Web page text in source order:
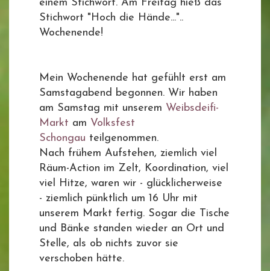
einem Stichwort. Am Freitag hieß das
Stichwort "Hoch die Hände..."..
Wochenende!
Mein Wochenende hat gefühlt erst am
Samstagabend begonnen. Wir haben
am Samstag mit unserem Weibsdeifi-
Markt am Volksfest
Schongau teilgenommen.
Nach frühem Aufstehen, ziemlich viel
Räum-Action im Zelt, Koordination, viel
viel Hitze, waren wir - glücklicherweise
- ziemlich pünktlich um 16 Uhr mit
unserem Markt fertig. Sogar die Tische
und Bänke standen wieder an Ort und
Stelle, als ob nichts zuvor sie
verschoben hätte.